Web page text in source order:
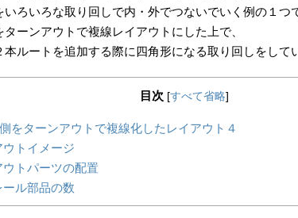
いろいろな取り回しで内・外でつないでいく例の１つ
ターンアウトで複線レイアウトにした上で、
本ルートを追加する際に四角形になる取り回しをして
目次 [すべて省略]
をターンアウトで複線化したレイアウト４
ウトイメージ
トパーツの配置
ル部品の数